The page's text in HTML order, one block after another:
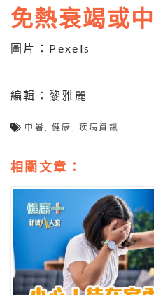
免熱衰竭或
圖片：Pexels
編輯：黎雅麗
中暑,健康 , 疾病資訊
相關文章：